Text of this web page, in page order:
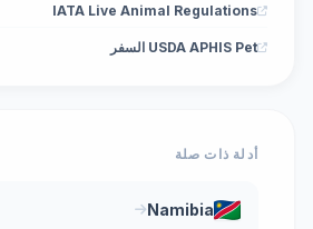
IATA Live Animal Regulations
USDA APHIS Pet السفر
أدلة ذات صلة
Namibia